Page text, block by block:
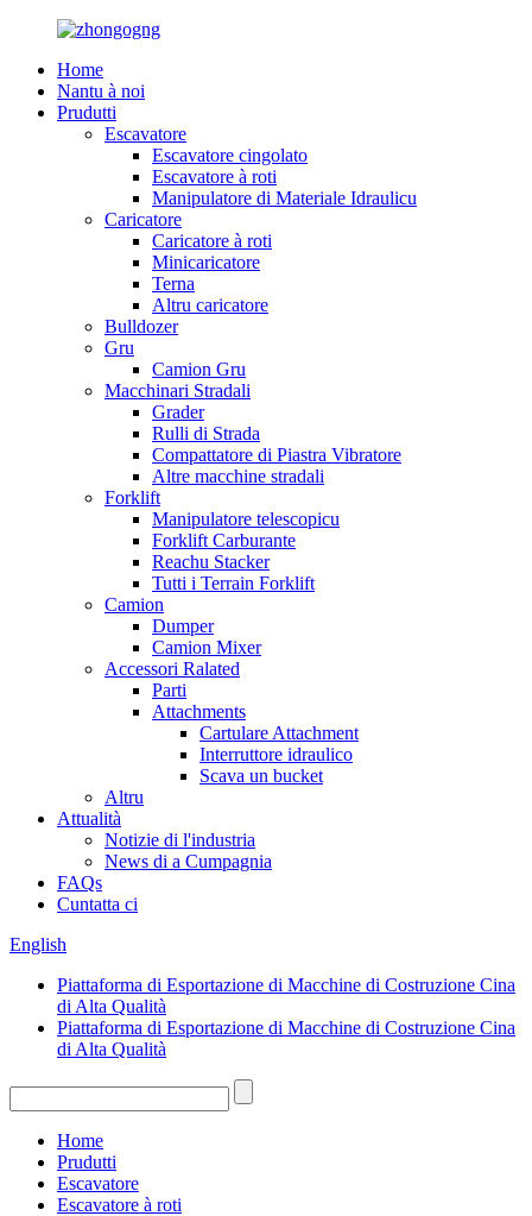
Home
Nantu à noi
Prudutti
Escavatore
Escavatore cingolato
Escavatore à roti
Manipulatore di Materiale Idraulicu
Caricatore
Caricatore à roti
Minicaricatore
Terna
Altru caricatore
Bulldozer
Gru
Camion Gru
Macchinari Stradali
Grader
Rulli di Strada
Compattatore di Piastra Vibratore
Altre macchine stradali
Forklift
Manipulatore telescopicu
Forklift Carburante
Reachu Stacker
Tutti i Terrain Forklift
Camion
Dumper
Camion Mixer
Accessori Ralated
Parti
Attachments
Cartulare Attachment
Interruttore idraulico
Scava un bucket
Altru
Attualità
Notizie di l'industria
News di a Cumpagnia
FAQs
Cuntatta ci
English
Piattaforma di Esportazione di Macchine di Costruzione Cina
di Alta Qualità
Piattaforma di Esportazione di Macchine di Costruzione Cina
di Alta Qualità
Home
Prudutti
Escavatore
Escavatore à roti